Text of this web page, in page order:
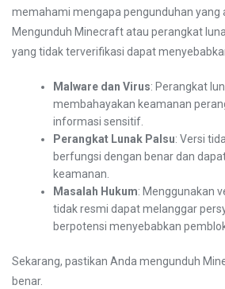
memahami mengapa pengunduhan yang
Mengunduh Minecraft atau perangkat
yang tidak terverifikasi dapat
Malware dan Virus: Perangkat
membahayakan keamanan
informasi sensitif.
Perangkat Lunak Palsu: Versi
berfungsi dengan benar dan
keamanan.
Masalah Hukum: Menggunakan
tidak resmi dapat melanggar
berpotensi menyebabkan
Sekarang, pastikan Anda mengunduh
benar.